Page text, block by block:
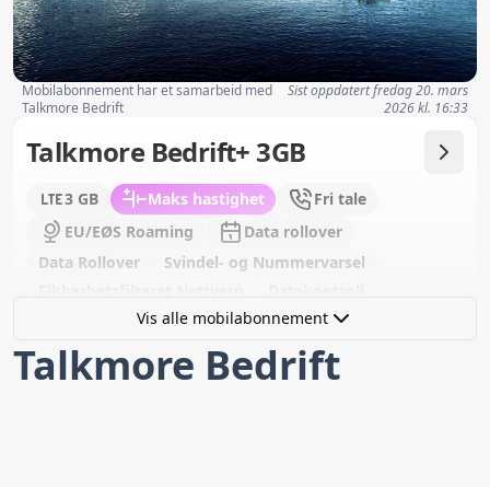
Mobilabonnement har et samarbeid med
Talkmore Bedrift
Sist oppdatertfredag 20. mars
2026 kl. 16:33
Talkmore Bedrift+ 3GB
3 GB Maks hastighet
Fri tale
EU/EØS Roaming
Data rollover
Data Rollover
Svindel- og Nummervarsel
Bestill fra 249,00 kr
Vis alle mobilabonnement
Talkmore Bedrift